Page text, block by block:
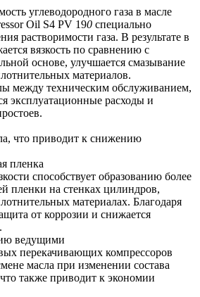
углеводородного газа в масле
Oil S4 PV 190 специально
растворимости газа. В результате в
вязкость по сравнению с
основе, улучшается смазывание
материалов.
между техническим обслуживанием,
эксплуатационные расходы и
что приводит к снижению
пленка
способствует образованию более
пленки на стенках цилиндров,
материалах. Благодаря
от коррозии и снижается
ведущими
перекачивающих компрессоров
масла при изменении состава
также приводит к экономии